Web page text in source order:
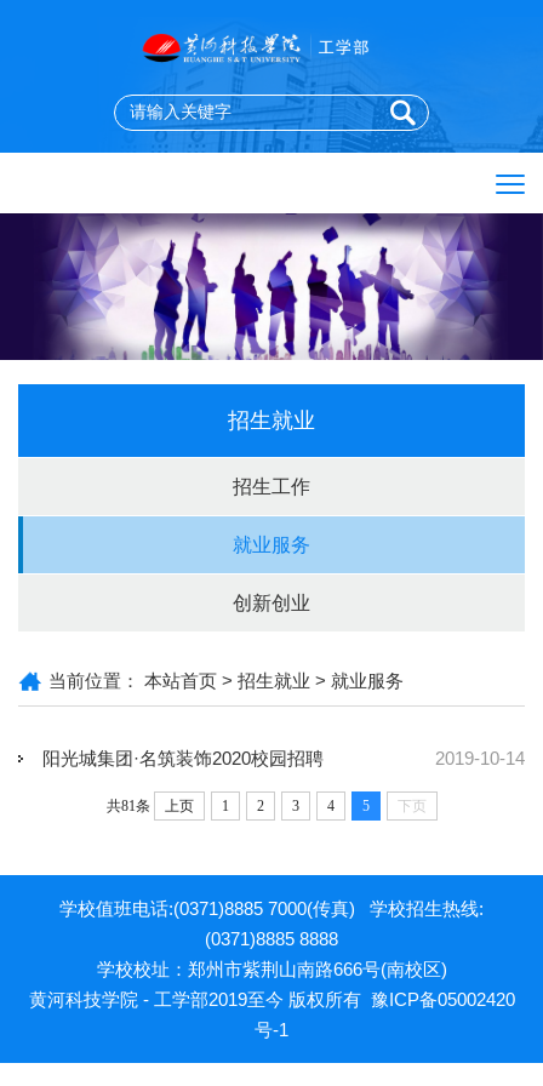
招生就业
招生工作
就业服务
创新创业
当前位置： 本站首页 > 招生就业 > 就业服务
阳光城集团·名筑装饰2020校园招聘 2019-10-14
共81条 上页 1 2 3 4 5 下页
学校值班电话:(0371)8885 7000(传真) 学校招生热线:
(0371)8885 8888
学校校址：郑州市紫荆山南路666号(南校区)
黄河科技学院 - 工学部2019至今 版权所有 豫ICP备05002420
号-1